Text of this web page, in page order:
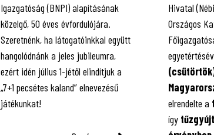
Igazgatóság (BNPI) alapításának
közelgő, 50 éves évfordulójára.
Szeretnénk, ha látogatóinkkal együtt
hangolódnánk a jeles jubileumra,
ezért idén július 1-jétől elindítjuk a
„7+1 pecsétes kaland” elnevezésű
játékunkat!
Hivatal
Országos
elrendelte a
így